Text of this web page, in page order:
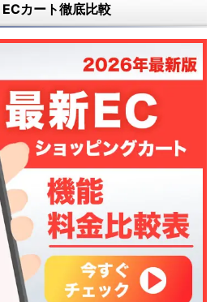
カート徹底比較